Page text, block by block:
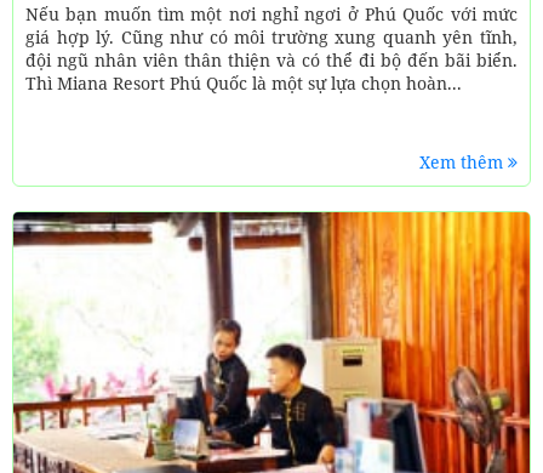
Nếu bạn muốn tìm một nơi nghỉ ngơi ở Phú Quốc với mức
giá hợp lý. Cũng như có môi trường xung quanh yên tĩnh,
đội ngũ nhân viên thân thiện và có thể đi bộ đến bãi biển.
Thì Miana Resort Phú Quốc là một sự lựa chọn hoàn...
Xem thêm